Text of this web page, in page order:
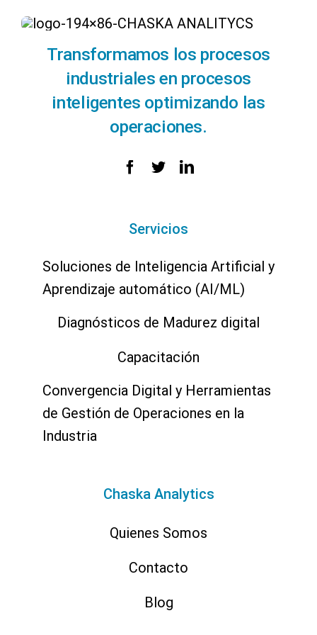
Transformamos los procesos
industriales en procesos
inteligentes optimizando las
operaciones.
Servicios
Soluciones de Inteligencia Artificial y
Aprendizaje automático (AI/ML)
Diagnósticos de Madurez digital
Capacitación
Convergencia Digital y Herramientas
de Gestión de Operaciones en la
Industria
Chaska Analytics
Quienes Somos
Contacto
Blog